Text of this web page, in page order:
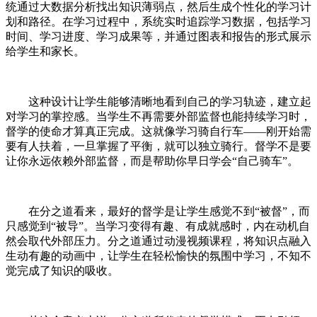
统通过大数据分析找出知识薄弱点，然后生成个性化的学习计
划和路径。在学习过程中，系统实时追踪学习数据，包括学习
时间、学习进度、学习成果等，并通过图表和报告的形式展示
给学生和家长。
这种设计让学生能够清晰地看到自己的学习轨迹，建立起
对学习的掌控感。当学生不再需要外部监督也能持续学习时，
督学的使命才算真正完成。这就像学习骑自行车——刚开始需
要有人扶着，一旦掌握了平衡，就可以独立骑行。督学不是要
让你永远依赖外部监督，而是帮助你早日学会“自己骑车”。
在分之道看来，最好的督学是让学生感觉不到“被督”，而
只感觉到“被导”。当学习变得有趣、有成就感时，内在动机自
然会取代外部压力。分之道通过动漫视频课程，将知识点融入
生动有趣的动画中，让学生在轻松愉快的氛围中学习，不知不
觉完成了知识的吸收。